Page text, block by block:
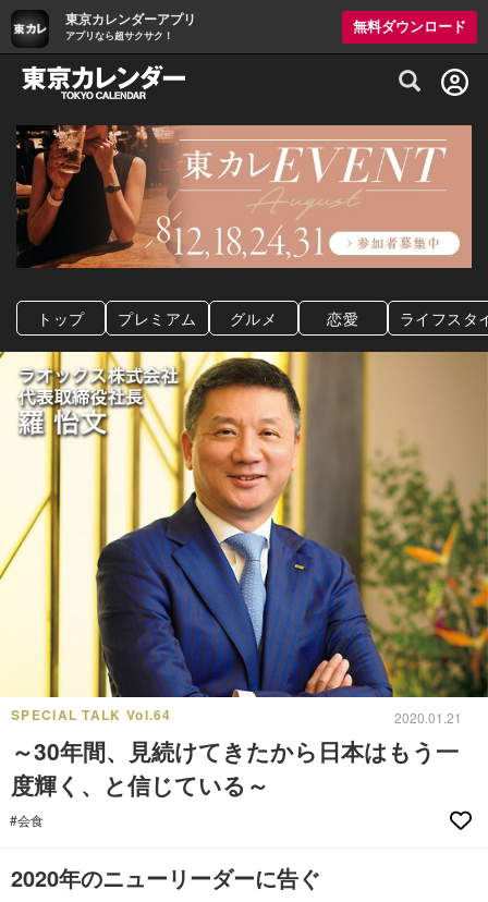
東京カレンダーアプリ
アプリなら超サクサク！
無料ダウンロード
グルメ情報・プレミアムレストラン予約
トップ プレミアム グルメ 恋愛 ライフスタ
SPECIAL TALK Vol.64 2020.01.21
～30年間、見続けてきたから日本はもう一
度輝く、と信じている～
#会食
2020年のニューリーダーに告ぐ